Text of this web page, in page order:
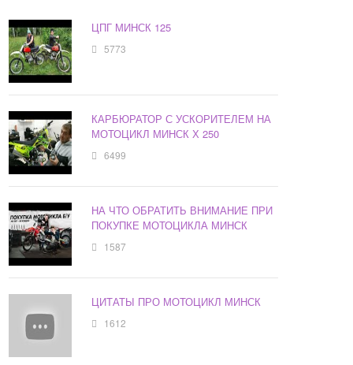
ЦПГ МИНСК 125
5773
КАРБЮРАТОР С УСКОРИТЕЛЕМ НА
МОТОЦИКЛ МИНСК Х 250
6499
НА ЧТО ОБРАТИТЬ ВНИМАНИЕ ПРИ
ПОКУПКЕ МОТОЦИКЛА МИНСК
1587
ЦИТАТЫ ПРО МОТОЦИКЛ МИНСК
1612